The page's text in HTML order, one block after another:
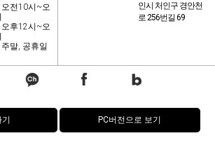
오전10시~오
오후12시~오
말, 공휴일
인시 처인구 경안천
로 256번길 69
PC버전으로 보기